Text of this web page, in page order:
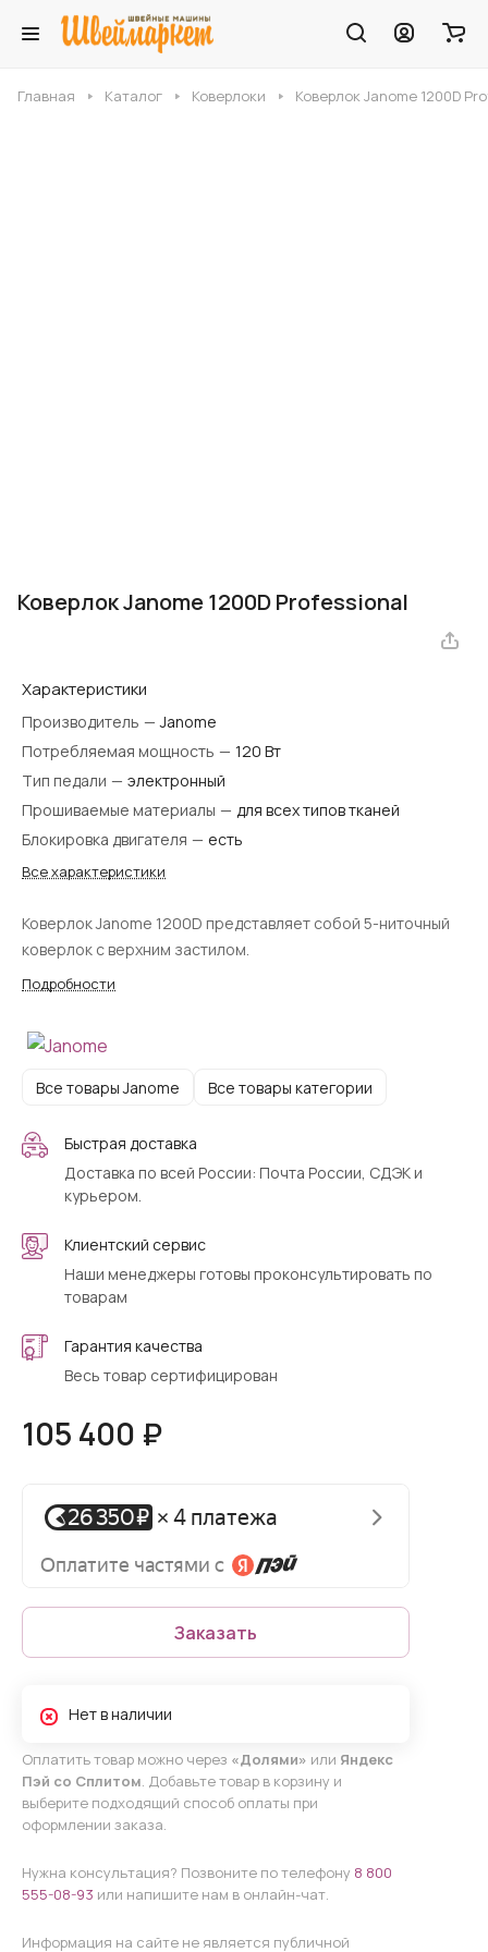
Главная Каталог Коверлоки Коверлок Janome 1200D
Коверлок Janome 1200D Professional
Характеристики
Производитель — Janome
Потребляемая мощность — 120 Вт
Тип педали — электронный
Прошиваемые материалы — для всех типов тканей
Блокировка двигателя — есть
Все характеристики
Коверлок Janome 1200D представляет собой 5-ниточный
коверлок с верхним застилом.
Подробности
Все товары Janome Все товары категории
Быстрая доставка
Доставка по всей России: Почта России, СДЭК и
курьером.
Клиентский сервис
Наши менеджеры готовы проконсультировать по
товарам
Гарантия качества
Весь товар сертифицирован
105 400 ₽
Заказать
Нет в наличии
Оплатить товар можно через «Долями» или Яндекс
Пэй со Сплитом. Добавьте товар в корзину и
выберите подходящий способ оплаты при
оформлении заказа.
Нужна консультация? Позвоните по телефону 8 800
555-08-93 или напишите нам в онлайн-чат.
Информация на сайте не является публичной